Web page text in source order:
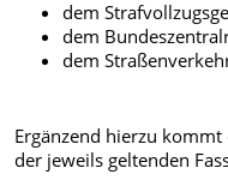
dem
dem
dem
Ergänzend hierzu kommt
der jeweils geltenden